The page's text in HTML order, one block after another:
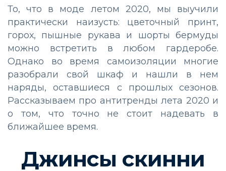
То, что в моде летом 2020, мы выучили
практически наизусть: цветочный принт,
горох, пышные рукава и шорты бермуды
можно встретить в любом гардеробе.
Однако во время самоизоляции многие
разобрали свой шкаф и нашли в нем
наряды, оставшиеся с прошлых сезонов.
Рассказываем про антитренды лета 2020 и
о том, что точно не стоит надевать в
ближайшее время.
Джинсы скинни